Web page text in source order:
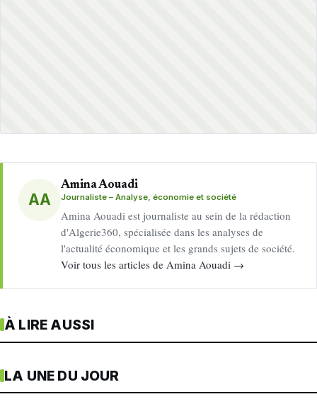
AA
Amina Aouadi
Journaliste – Analyse, économie et société
Amina Aouadi est journaliste au sein de la rédaction
d'Algerie360, spécialisée dans les analyses de
l'actualité économique et les grands sujets de société.
Voir tous les articles de Amina Aouadi →
À LIRE AUSSI
LA UNE DU JOUR